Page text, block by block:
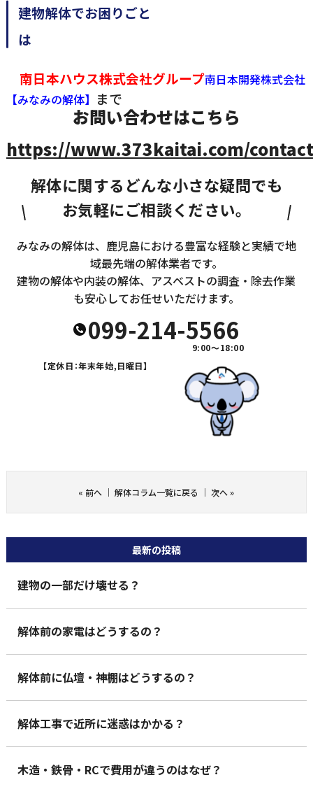
建物解体でお困りごと
南日本ハウス株式会社グループ南日本開発株式会社
【みなみの解体】 まで
お問い合わせはこちら
https://www.373kaitai.com/
解体に関するどんな小さな疑問でも
お気軽にご相談ください。
みなみの解体は、鹿児島における豊富な経験と実績で地
域最先端の解体業者です。
建物の解体や内装の解体、アスベストの調査・除去作業
も安心してお任せいただけます。
099-214-5566
9:00～18:00
【定休日：年末年始,日曜日】
« 前へ ｜解体コラム一覧に戻る ｜次へ»
最新の投稿
建物の一部だけ壊せる？
解体前の家電はどうするの？
解体前に仏壇・神棚はどうするの？
解体工事で近所に迷惑はかかる？
木造・鉄骨・RCで費用が違うのはなぜ？